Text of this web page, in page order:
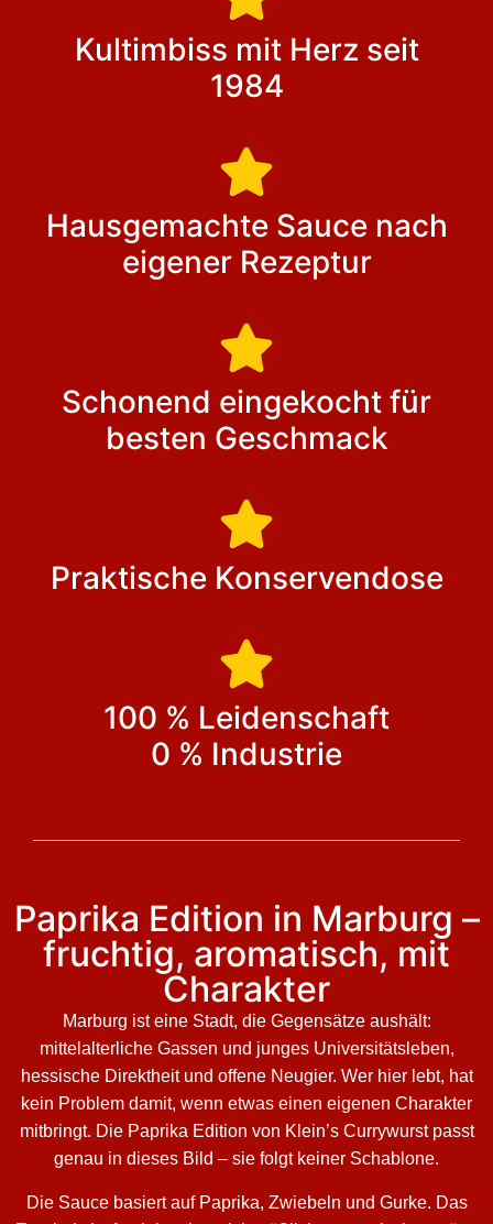
Kultimbiss mit Herz seit
1984
Hausgemachte Sauce nach
eigener Rezeptur
Schonend eingekocht für
besten Geschmack
Praktische Konservendose
100 % Leidenschaft
0 % Industrie
Paprika Edition in Marburg –
fruchtig, aromatisch, mit
Charakter
Marburg ist eine Stadt, die Gegensätze aushält:
mittelalterliche Gassen und junges Universitätsleben,
hessische Direktheit und offene Neugier. Wer hier lebt, hat
kein Problem damit, wenn etwas einen eigenen Charakter
mitbringt. Die Paprika Edition von Klein’s Currywurst passt
genau in dieses Bild – sie folgt keiner Schablone.
Die Sauce basiert auf Paprika, Zwiebeln und Gurke. Das